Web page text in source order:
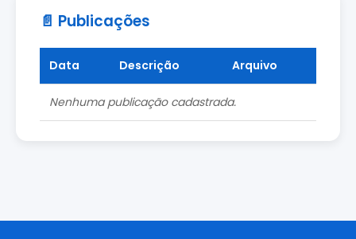
📄 Publicações
Data Descrição Arquivo
Nenhuma publicação cadastrada.